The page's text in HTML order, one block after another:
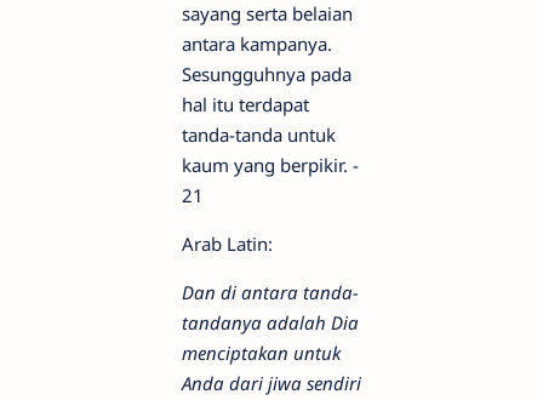
sayang serta belaian
antara kampanya.
Sesungguhnya pada
hal itu terdapat
tanda-tanda untuk
kaum yang berpikir. -
21
Arab Latin:
Dan di antara tanda-
tandanya adalah Dia
menciptakan untuk
Anda dari jiwa sendiri